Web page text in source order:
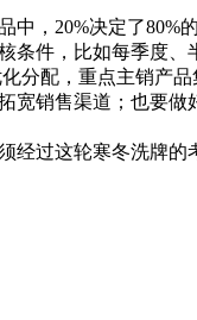
20%决定了80%
件，比如每季度
分配，重点主销产
销售渠道；也要
这轮寒冬洗牌的